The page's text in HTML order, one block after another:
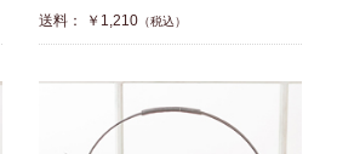
送料： ￥1,210 （税込）